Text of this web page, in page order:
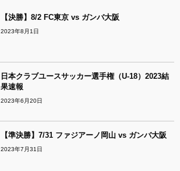
【決勝】8/2 FC東京 vs ガンバ大阪
2023年8月1日
日本クラブユースサッカー選手権（U-18）2023結
果速報
2023年6月20日
【準決勝】7/31 ファジアーノ岡山 vs ガンバ大阪
2023年7月31日